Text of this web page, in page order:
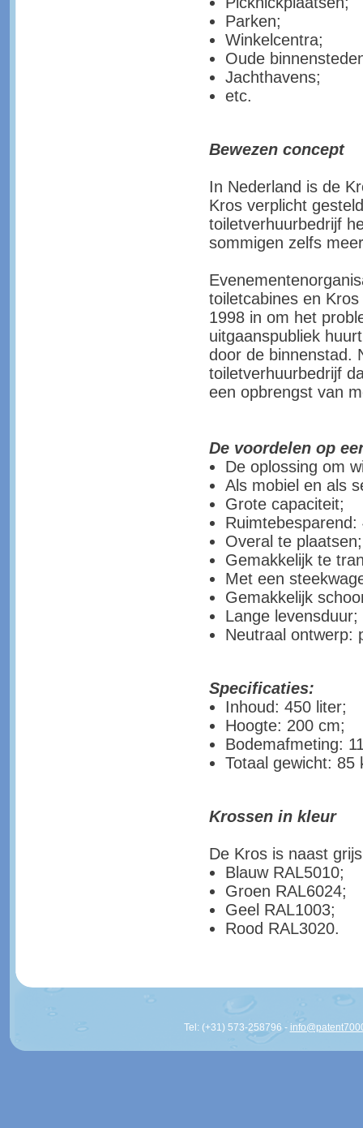
Parken;
Winkelcentra;
Oude
Jachthavens;
etc.
Bewezen concept
In Nederland is de
Kros verplicht
toiletverhuurbedrijf
sommigen zelfs
toiletcabines en
1998 in om het
uitgaanspubliek
door de binnenstad.
toiletverhuurbedrijf
een opbrengst van
De voordelen op
De oplossing om
Als mobiel en als
Grote capaciteit;
Overal te plaatsen;
Gemakkelijk te
Met een
Gemakkelijk
Lange levensduur;
Neutraal ontwerp:
Specificaties:
Inhoud: 450 liter;
Hoogte: 200 cm;
Bodemafmeting:
Totaal gewicht: 85
Krossen in kleur
De Kros is naast
Blauw RAL5010;
Groen RAL6024;
Geel RAL1003;
Rood RAL3020.
Tel: (+31) 573-258796 -